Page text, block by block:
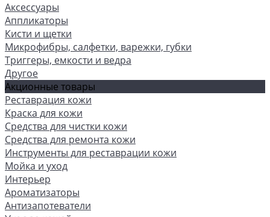
Аксессуары
Аппликаторы
Кисти и щетки
Микрофибры, салфетки, варежки, губки
Триггеры, емкости и ведра
Другое
Акционные товары
Реставрация кожи
Краска для кожи
Средства для чистки кожи
Средства для ремонта кожи
Инструменты для реставрации кожи
Мойка и уход
Интерьер
Ароматизаторы
Антизапотеватели